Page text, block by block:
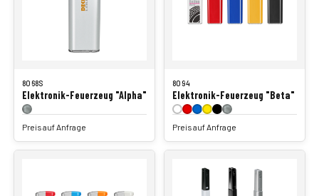
8068S
Elektronik-Feuerzeug "Alpha"
Preis auf Anfrage
8094
Elektronik-Feuerzeug "Beta"
Preis auf Anfrage